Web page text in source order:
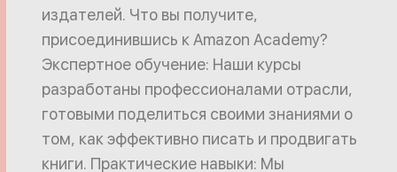
издателей. Что вы получите,
присоединившись к Amazon Academy?
Экспертное обучение: Наши курсы
разработаны профессионалами отрасли,
готовыми поделиться своими знаниями о
том, как эффективно писать и продвигать
книги. Практические навыки: Мы